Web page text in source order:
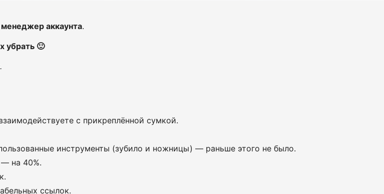
менеджер аккаунта.
убрать 🙂
с прикреплённой сумкой.
инструменты (зубило и ножницы) — раньше этого не было.
на 40%.
ссылок.